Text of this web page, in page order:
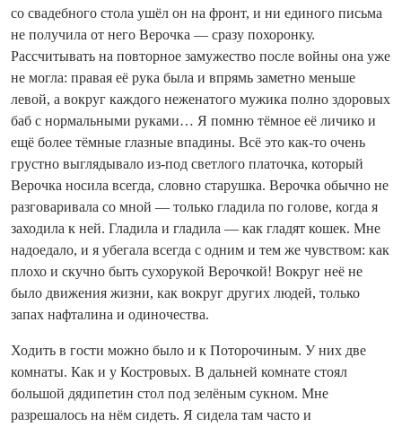
со свадебного стола ушёл он на фронт, и ни единого письма
не получила от него Верочка — сразу похоронку.
Рассчитывать на повторное замужество после войны она уже
не могла: правая её рука была и впрямь заметно меньше
левой, а вокруг каждого неженатого мужика полно здоровых
баб с нормальными руками… Я помню тёмное её личико и
ещё более тёмные глазные впадины. Всё это как-то очень
грустно выглядывало из-под светлого платочка, который
Верочка носила всегда, словно старушка. Верочка обычно не
разговаривала со мной — только гладила по голове, когда я
заходила к ней. Гладила и гладила — как гладят кошек. Мне
надоедало, и я убегала всегда с одним и тем же чувством: как
плохо и скучно быть сухорукой Верочкой! Вокруг неё не
было движения жизни, как вокруг других людей, только
запах нафталина и одиночества.
Ходить в гости можно было и к Поторочиным. У них две
комнаты. Как и у Костровых. В дальней комнате стоял
большой дядипетин стол под зелёным сукном. Мне
разрешалось на нём сидеть. Я сидела там часто и